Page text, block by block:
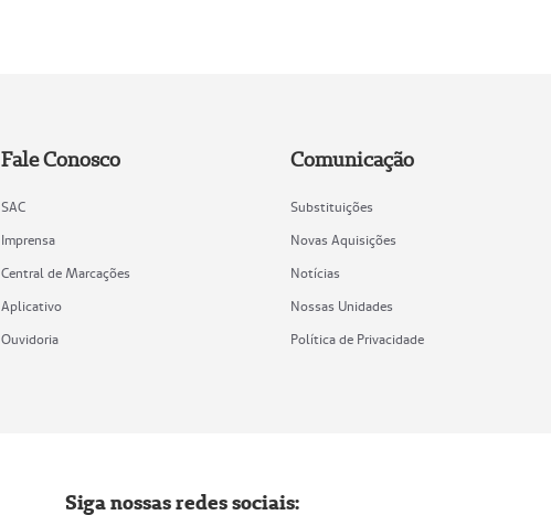
Fale Conosco
SAC
Imprensa
Central de Marcações
Aplicativo
Ouvidoria
Comunicação
Substituições
Novas Aquisições
Notícias
Nossas Unidades
Política de Privacidade
Siga nossas redes sociais: